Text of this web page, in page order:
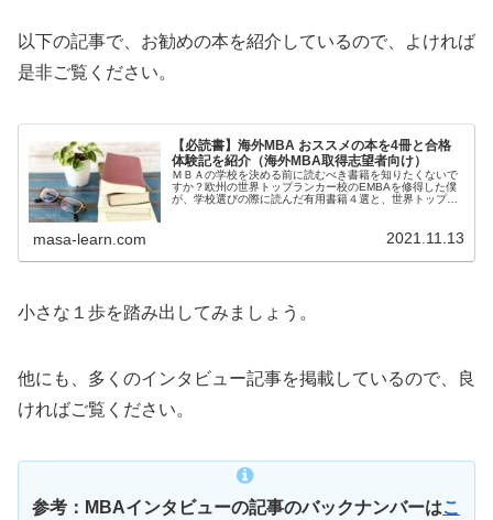
以下の記事で、お勧めの本を紹介しているので、よければ
是非ご覧ください。
【必読書】海外MBA おススメの本を4冊と合格
体験記を紹介（海外MBA取得志望者向け）
ＭＢＡの学校を決める前に読むべき書籍を知りたくないで
すか？欧州の世界トップランカー校のEMBAを修得した僕
が、学校選びの際に読んだ有用書籍４選と、世界トップ校
masa-learn.com 2021.11.13
小さな１歩を踏み出してみましょう。
他にも、多くのインタビュー記事を掲載しているので、良
ければご覧ください。
参考：MBAインタビューの記事のバックナンバーはこ